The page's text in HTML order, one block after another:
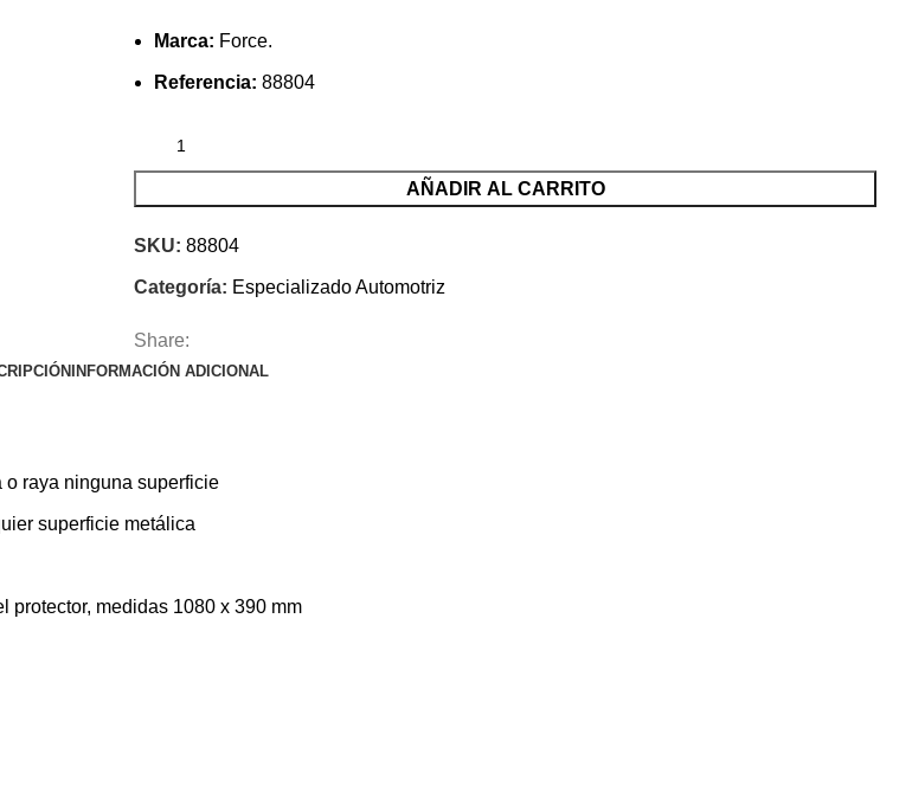
Marca: Force.
Referencia: 88804
AÑADIR AL CARRITO
SKU: 88804
Categoría: Especializado Automotriz
Share:
INFORMACIÓN ADICIONAL
raya ninguna superficie
superficie metálica
protector, medidas 1080 x 390 mm